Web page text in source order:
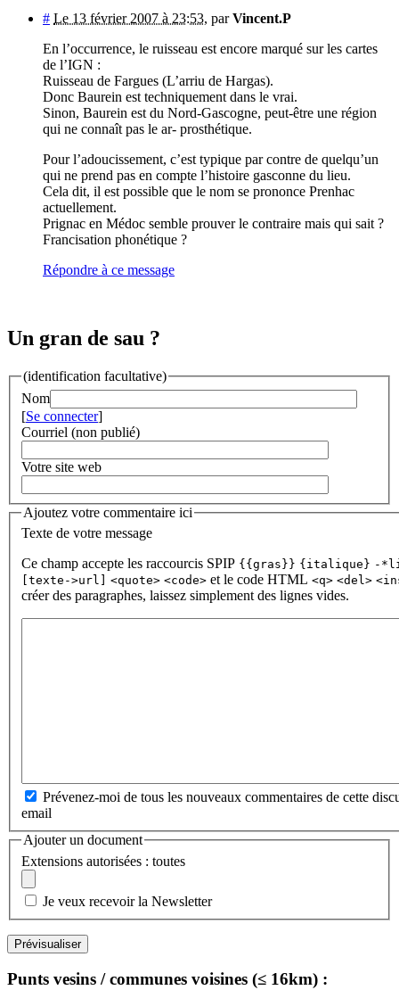
# Le 13 février 2007 à 23:53, parVincent.P
En l’occurrence, le ruisseau est encore marqué sur les cartes
de l’IGN :
Ruisseau de Fargues (L’arriu de Hargas).
Donc Baurein est techniquement dans le vrai.
Sinon, Baurein est du Nord-Gascogne, peut-être une région
qui ne connaît pas le ar- prosthétique.
Pour l’adoucissement, c’est typique par contre de quelqu’un
qui ne prend pas en compte l’histoire gasconne du lieu.
Cela dit, il est possible que le nom se prononce Prenhac
actuellement.
Prignac en Médoc semble prouver le contraire mais qui sait ?
Francisation phonétique ?
Répondre à ce message
Un gran de sau ?
(identification facultative)
Nom
[Se connecter]
Courriel (non publié)
Votre site web
Ajoutez votre commentaire ici
Texte de votre message
Ce champ accepte les raccourcis SPIP {{gras}} {italique} -
[texte->url]
<quote> <code> et le code HTML <q> <del>
créer des paragraphes, laissez simplement des lignes vides.
Prévenez-moi de tous les nouveaux commentaires de cette
email
Ajouter un document
Extensions autorisées : toutes
Je veux recevoir la Newsletter
Punts vesins / communes voisines (≤ 16km) :